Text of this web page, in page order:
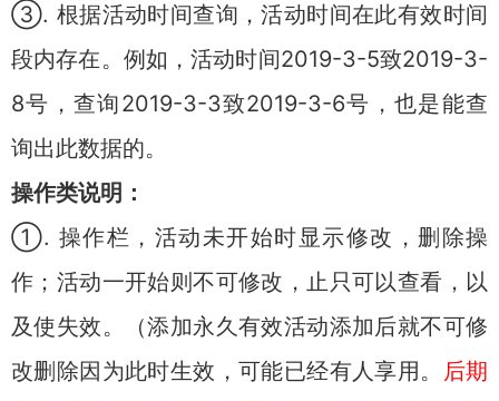
③. 根据活动时间查询，活动时间在此有效时间
段内存在。例如，活动时间2019-3-5致2019-3-
8号，查询2019-3-3致2019-3-6号，也是能查
询出此数据的。
操作类说明：
①. 操作栏，活动未开始时显示修改，删除操
作；活动一开始则不可修改，止只可以查看，以
及使失效。（添加永久有效活动添加后就不可修
改删除因为此时生效，可能已经有人享用。 后期